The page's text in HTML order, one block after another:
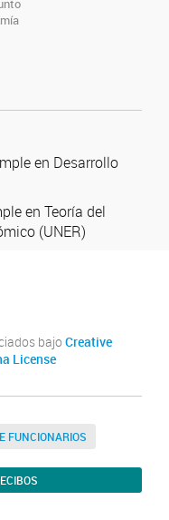
en Desarrollo
en Teoría del
(UNER)
bajo Creative
License
FUNCIONARIOS